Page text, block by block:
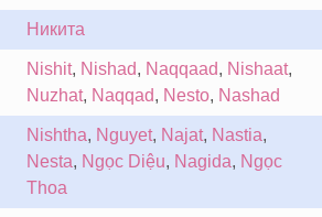
Никита
Nishit, Nishad, Naqqaad, Nishaat,
Nuzhat, Naqqad, Nesto, Nashad
Nishtha, Nguyet, Najat, Nastia,
Nesta, Ngọc Diệu, Nagida, Ngọc
Thoa